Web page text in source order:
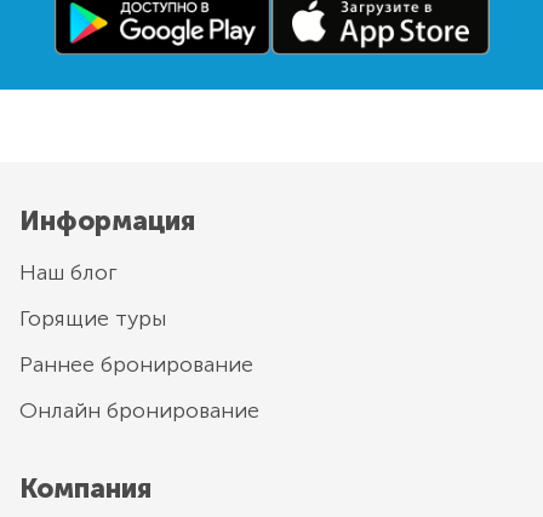
Информация
Наш блог
Горящие туры
Раннее бронирование
Онлайн бронирование
Компания